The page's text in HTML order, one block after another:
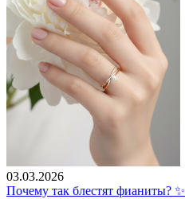
03.03.2026
Почему так блестят фианиты? ✨